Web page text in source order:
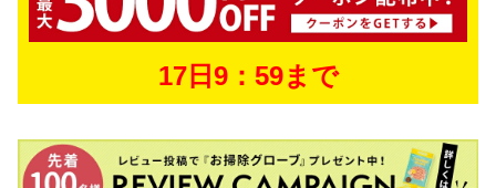
17日9：59まで